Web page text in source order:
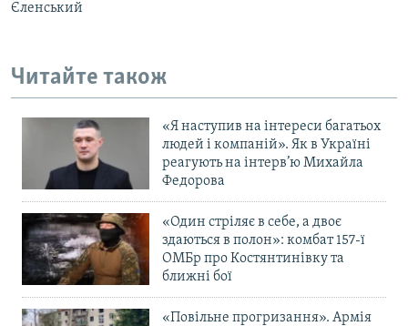
Єленський
Читайте також
«Я наступив на інтереси багатьох
людей і компаній». Як в Україні
реагують на інтерв’ю Михайла
Федорова
«Один стріляє в себе, а двоє
здаються в полон»: комбат 157-ї
ОМБр про Костянтинівку та
ближні бої
«Повільне прогризання». Армія